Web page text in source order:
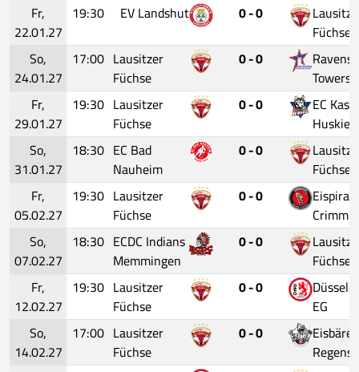
Fr,
22.01.27
19:30 EV Landshut 0 - 0
Füchse
So,
24.01.27
17:00 Lausitzer
Füchse
0 - 0
Fr,
29.01.27
19:30 Lausitzer
Füchse
0 - 0
EC
Huskies
So,
31.01.27
18:30 EC Bad
Nauheim
0 - 0
Füchse
Fr,
05.02.27
19:30 Lausitzer
Füchse
0 - 0
So,
07.02.27
18:30 ECDC Indians
Memmingen
0 - 0
Füchse
Fr,
12.02.27
19:30 Lausitzer
Füchse
0 - 0
EG
So,
14.02.27
17:00 Lausitzer
Füchse
0 - 0
Eisbären